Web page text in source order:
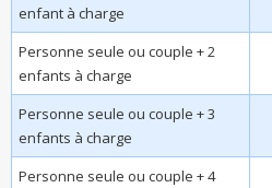
enfant à charge
Personne seule ou couple + 2
enfants à charge
Personne seule ou couple + 3
enfants à charge
Personne seule ou couple + 4